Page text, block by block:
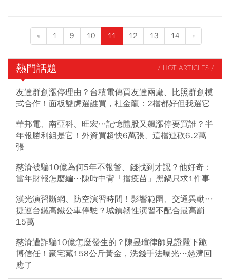
« 1 9 10 11 12 13 14 »
熱門話題 / HOT ARTICLES /
友達群創漲停理由？台積電傳買友達兩廠、比照群創模
式合作！面板雙虎選誰買，杜金龍：2檔都好但我選它
華邦電、南亞科、旺宏…記憶體股又飆漲停要買誰？半
年報勝利組是它！外資買超快6萬張、這檔連砍6.2萬
張
慈濟被騙10億為何5年不報警、錢找到才認？他好奇：
當年財報怎麼編…陳時中背「擋疫苗」黑鍋只求1件事
漢光演習斷網、防空演習時間！影響範圍、交通異動…
捷運台鐵高鐵公車停駛？城鎮韌性演習不配合最高罰
15萬
慈濟遭詐騙10億怎麼發生的？陳昱瑄律師見證嚴下跪
博信任！豪宅藏158公斤黃金，洗錢手法曝光…慈濟回
應了